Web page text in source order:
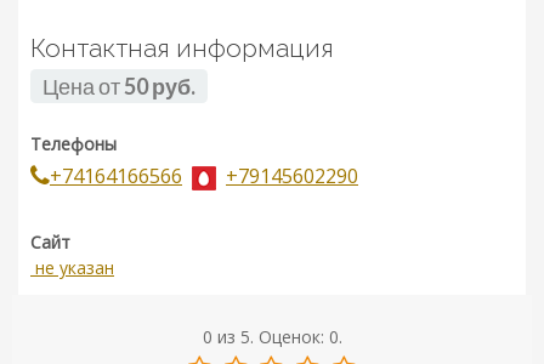
Контактная информация
Цена от50 руб.
Телефоны
+74164166566 +79145602290
Сайт
не указан
0 из 5. Оценок: 0.